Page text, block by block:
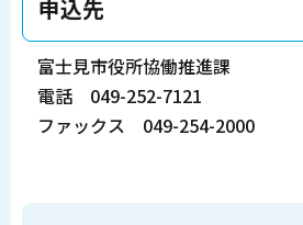
申込先
富士見市役所協働推進課
電話 049-252-7121
ファックス 049-254-2000